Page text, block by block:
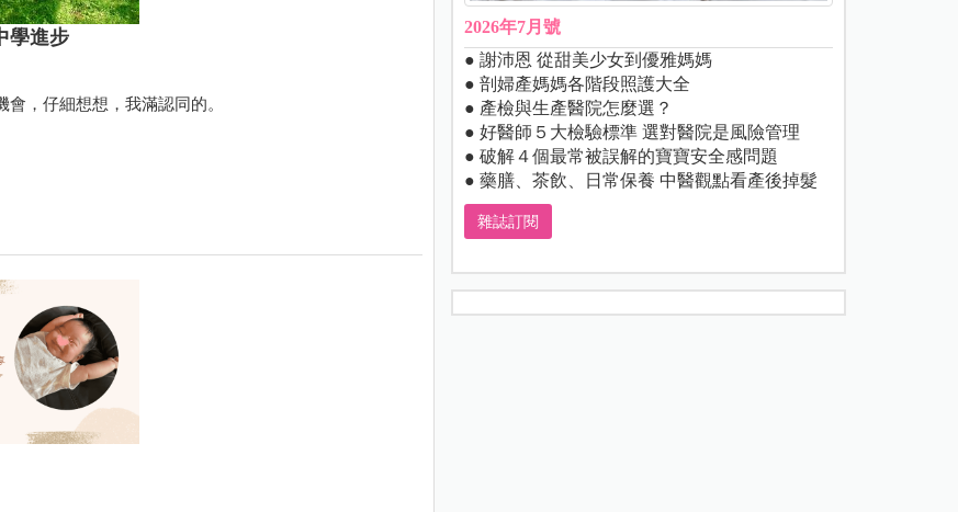
學進步
，仔細想想，我滿認同的。
2026年7月號
● 謝沛恩 從甜美少女到優雅媽媽
● 剖婦產媽媽各階段照護大全
● 產檢與生產醫院怎麼選？
● 好醫師５大檢驗標準 選對醫院是風險管理
● 破解４個最常被誤解的寶寶安全感問題
● 藥膳、茶飲、日常保養 中醫觀點看產後掉髮
雜誌訂閱